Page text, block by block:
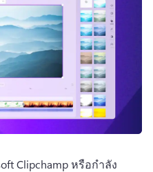
Clipchamp หรือกำลัง